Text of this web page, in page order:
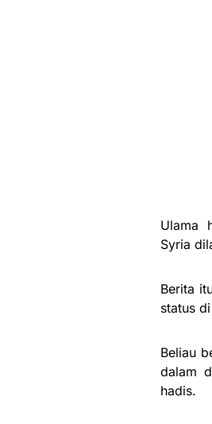
Ulama
Syria
Berita
status
Beliau
dalam
hadis.